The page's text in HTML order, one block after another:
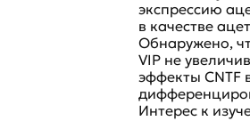
экспрессию
в качестве
Обнаружено,
VIP не
эффекты CNTF
Интерес к